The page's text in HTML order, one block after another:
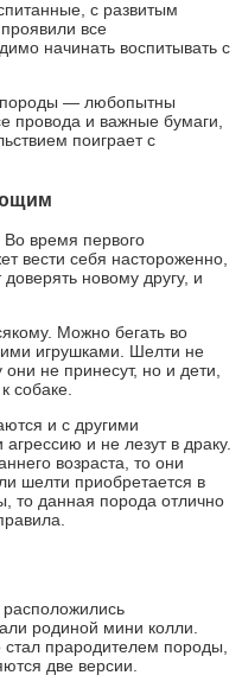
с развитым
все
начинать воспитывать с
породы — любопытны
провода и важные бумаги,
поиграет с
Во время первого
вести себя настороженно,
новому другу, и
Можно бегать во
игрушками. Шелти не
не принесут, но и дети,
собаке.
и с другими
и не лезут в драку.
возраста, то они
шелти приобретается в
то данная порода отлично
родиной мини колли.
прародителем породы,
две версии.